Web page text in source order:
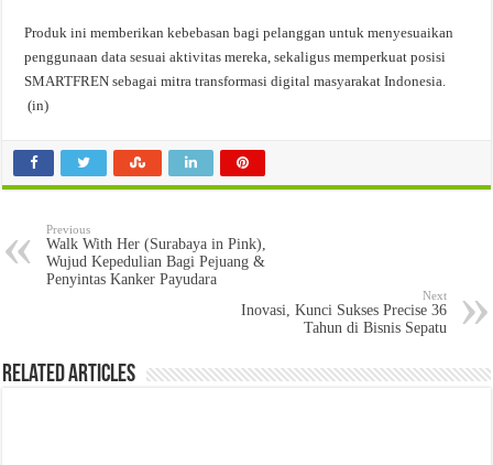
Produk ini memberikan kebebasan bagi pelanggan untuk menyesuaikan
penggunaan data sesuai aktivitas mereka, sekaligus memperkuat posisi
SMARTFREN sebagai mitra transformasi digital masyarakat Indonesia.
(in)
Previous
Walk With Her (Surabaya in Pink),
Wujud Kepedulian Bagi Pejuang &
Penyintas Kanker Payudara
Next
Inovasi, Kunci Sukses Precise 36
Tahun di Bisnis Sepatu
Related Articles